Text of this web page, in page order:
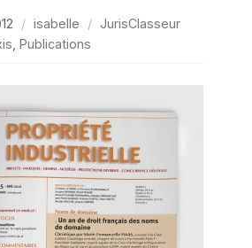
isabelle
JurisClasseur
Publications